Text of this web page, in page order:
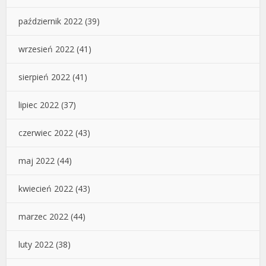
październik 2022 (39)
wrzesień 2022 (41)
sierpień 2022 (41)
lipiec 2022 (37)
czerwiec 2022 (43)
maj 2022 (44)
kwiecień 2022 (43)
marzec 2022 (44)
luty 2022 (38)